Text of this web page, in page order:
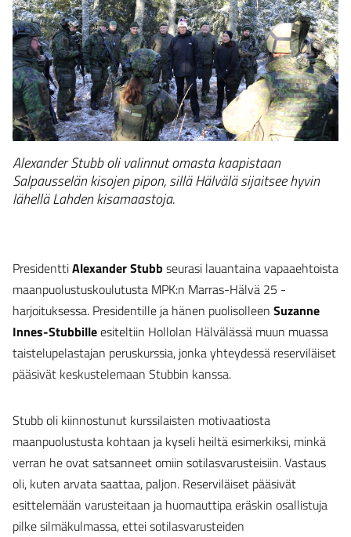
Alexander Stubb oli valinnut omasta kaapistaan
Salpausselän kisojen pipon, sillä Hälvälä sijaitsee hyvin
lähellä Lahden kisamaastoja.
PresidenttiAlexander Stubb seurasi lauantaina vapaaehtoista
maanpuolustuskoulutusta MPK:n Marras-Hälvä 25 -
harjoituksessa. Presidentille ja hänen puolisolleen Suzanne
Innes-Stubbilleesiteltiin Hollolan Hälvälässä muun muassa
taistelupelastajan peruskurssia, jonka yhteydessä reserviläiset
pääsivät keskustelemaan Stubbin kanssa.
Stubb oli kiinnostunut kurssilaisten motivaatiosta
maanpuolustusta kohtaan ja kyseli heiltä esimerkiksi, minkä
verran he ovat satsanneet omiin sotilasvarusteisiin. Vastaus
oli, kuten arvata saattaa, paljon. Reserviläiset pääsivät
esittelemään varusteitaan ja huomauttipa eräskin osallistuja
pilke silmäkulmassa, ettei sotilasvarusteiden